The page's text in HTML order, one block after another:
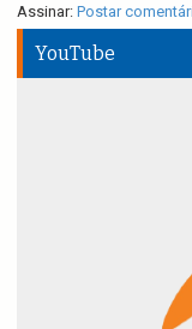
Assinar: Postar
YouTube